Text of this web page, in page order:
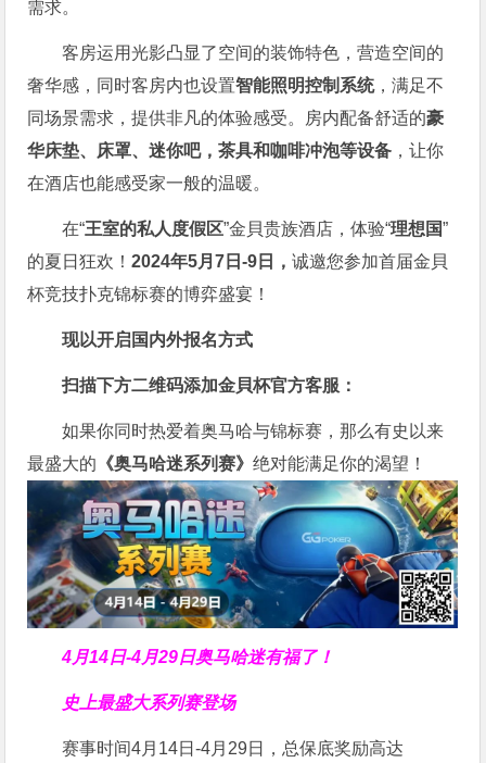
需求。
客房运用光影凸显了空间的装饰特色，营造空间的
奢华感，同时客房内也设置智能照明控制系统，满足不
同场景需求，提供非凡的体验感受。房内配备舒适的豪
华床垫、床罩、迷你吧，茶具和咖啡冲泡等设备 ，让你
在酒店也能感受家一般的温暖。
在“王室的私人度假区”金貝贵族酒店，体验“理想国”
的夏日狂欢！2024年5月7日-9日，诚邀您参加首届金貝
杯竞技扑克锦标赛的博弈盛宴！
现以开启国内外报名方式
扫描下方二维码添加金貝杯官方客服：
如果你同时热爱着奥马哈与锦标赛，那么有史以来
最盛大的 《奥马哈迷系列赛》绝对能满足你的渴望！
4月14日-4月29日奥马哈迷有福了！
史上最盛大系列赛登场
赛事时间4月14日-4月29日，总保底奖励高达